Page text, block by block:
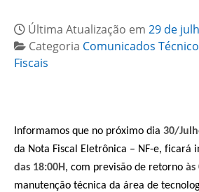
Última Atualização em 29 de
Categoria Comunicados
Fiscais
Informamos que no próximo dia 30/
da Nota Fiscal Eletrônica – NF-e, ficará
das 18:00H, com previsão de retorno às
manutenção técnica da área de